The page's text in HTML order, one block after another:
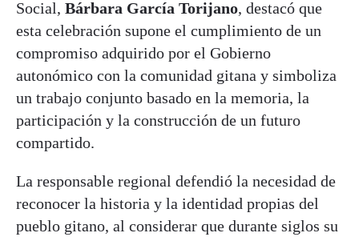
Social, Bárbara García Torijano, destacó que
esta celebración supone el cumplimiento de un
compromiso adquirido por el Gobierno
autonómico con la comunidad gitana y simboliza
un trabajo conjunto basado en la memoria, la
participación y la construcción de un futuro
compartido.
La responsable regional defendió la necesidad de
reconocer la historia y la identidad propias del
pueblo gitano, al considerar que durante siglos su